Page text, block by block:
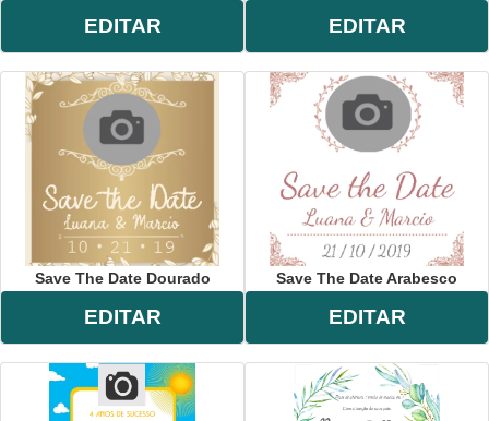
EDITAR EDITAR
Save The Date Dourado
EDITAR
Save The Date Arabesco
EDITAR